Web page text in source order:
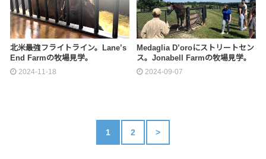
北米最強フライトライン。Lane’s
End Farmの牧場見学。
2024-11-18
Medaglia D’oroにストリートセン
ス。Jonabell Farmの牧場見学。
2024-09-07
1 2 >